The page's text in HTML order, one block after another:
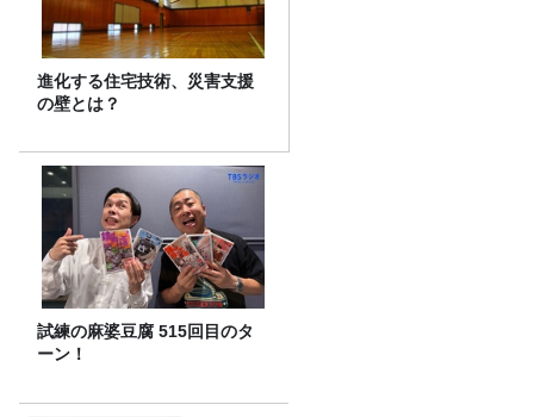
進化する住宅技術、災害支援
の壁とは？
試練の麻婆豆腐 515回目のタ
ーン！